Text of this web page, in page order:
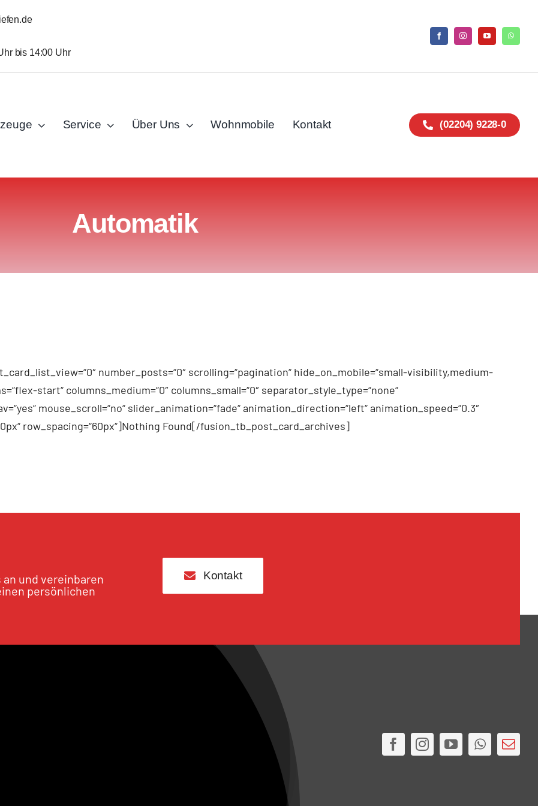
bis 14:00 Uhr
Service Über Uns Wohnmobile Kontakt (02204) 9228-0
Automatik
number_posts=“0″ scrolling=“pagination“ hide_on_mobile=“small-visibility,medium-
start“ columns_medium=“0″ columns_small=“0″ separator_style_type=“none“
mouse_scroll=“no“ slider_animation=“fade“ animation_direction=“left“ animation_speed=“0.3″
row_spacing=“60px“]Nothing Found[/fusion_tb_post_card_archives]
und vereinbaren
persönlichen
Kontakt